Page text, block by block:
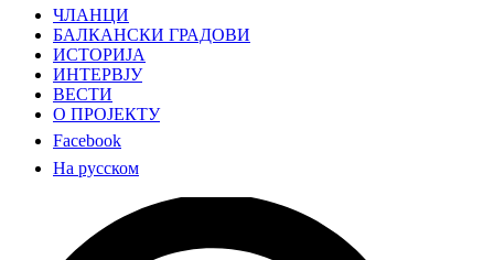
ЧЛАНЦИ
БАЛКАНСКИ ГРАДОВИ
ИСТОРИЈА
ИНТЕРВЈУ
ВЕСТИ
О ПРОЈЕКТУ
Facebook
На русском